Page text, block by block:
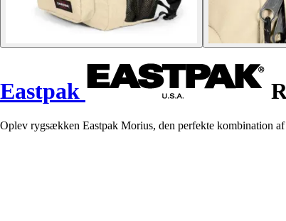
Eastpak
Oplev rygsækken Eastpak Morius, den perfekte kombination